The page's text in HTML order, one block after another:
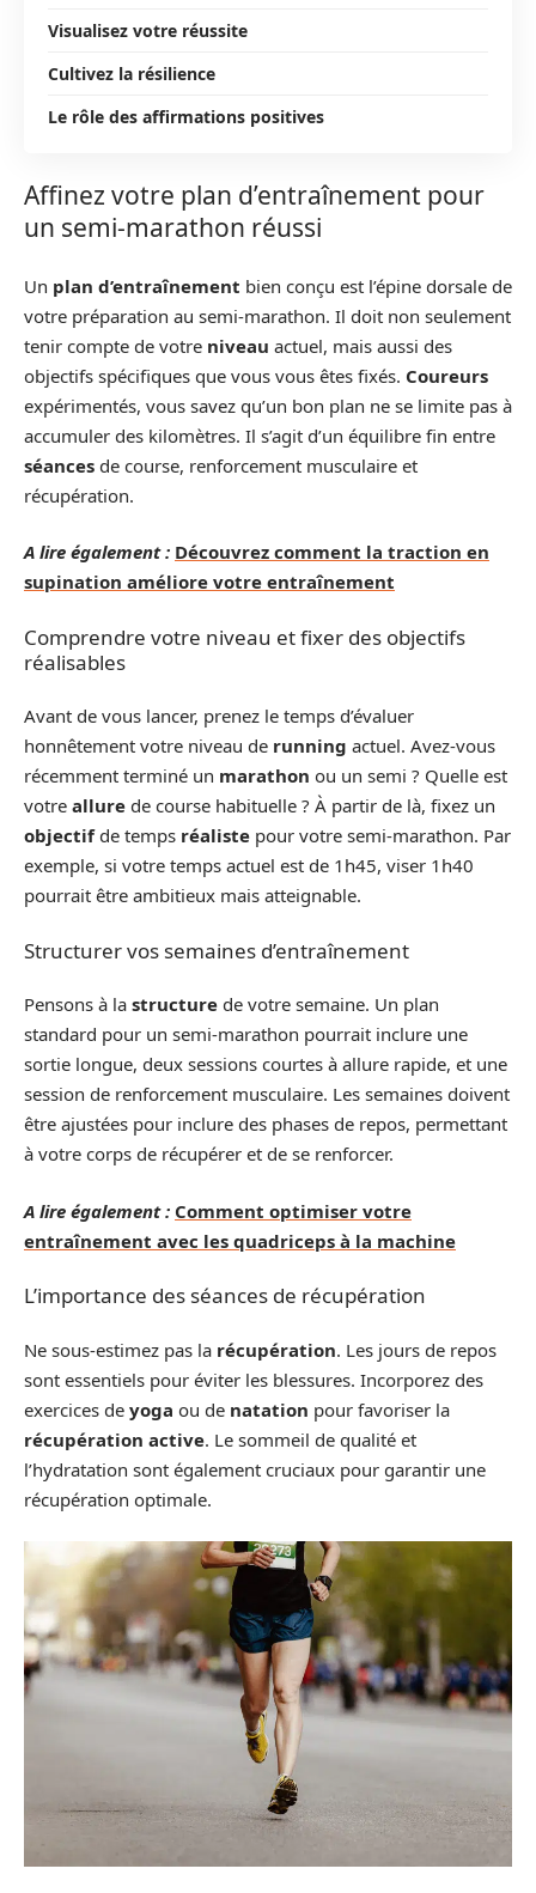
Visualisez votre réussite
Cultivez la résilience
Le rôle des affirmations positives
Affinez votre plan d’entraînement pour
un semi-marathon réussi
Un plan d’entraînement bien conçu est l’épine dorsale de
votre préparation au semi-marathon. Il doit non seulement
tenir compte de votre niveau actuel, mais aussi des
objectifs spécifiques que vous vous êtes fixés. Coureurs
expérimentés, vous savez qu’un bon plan ne se limite pas à
accumuler des kilomètres. Il s’agit d’un équilibre fin entre
séances de course, renforcement musculaire et
récupération.
A lire également : Découvrez comment la traction en
supination améliore votre entraînement
Comprendre votre niveau et fixer des objectifs
réalisables
Avant de vous lancer, prenez le temps d’évaluer
honnêtement votre niveau de running actuel. Avez-vous
récemment terminé un marathon ou un semi ? Quelle est
votre allure de course habituelle ? À partir de là, fixez un
objectifde temps réaliste pour votre semi-marathon. Par
exemple, si votre temps actuel est de 1h45, viser 1h40
pourrait être ambitieux mais atteignable.
Structurer vos semaines d’entraînement
Pensons à la structure de votre semaine. Un plan
standard pour un semi-marathon pourrait inclure une
sortie longue, deux sessions courtes à allure rapide, et une
session de renforcement musculaire. Les semaines doivent
être ajustées pour inclure des phases de repos, permettant
à votre corps de récupérer et de se renforcer.
A lire également : Comment optimiser votre
entraînement avec les quadriceps à la machine
L’importance des séances de récupération
Ne sous-estimez pas la récupération. Les jours de repos
sont essentiels pour éviter les blessures. Incorporez des
exercices de yoga ou de natation pour favoriser la
récupération active. Le sommeil de qualité et
l’hydratation sont également cruciaux pour garantir une
récupération optimale.